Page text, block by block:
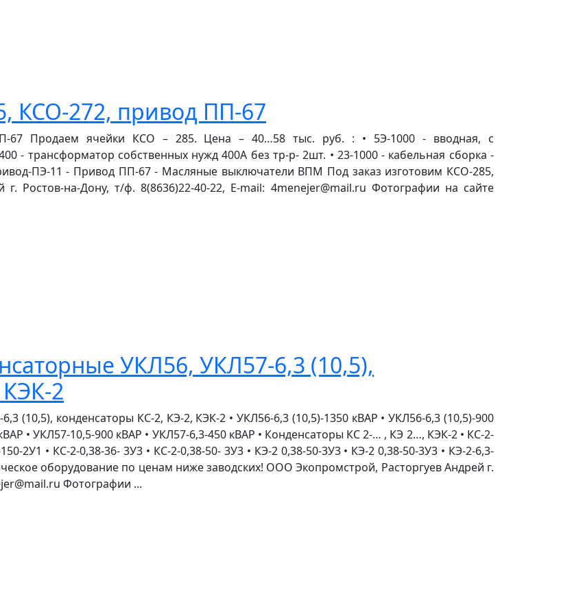
КСО-272, привод ПП-67
67 Продаем ячейки КСО – 285. Цена – 40…58 тыс. руб. : • 5Э-1000 - вводная, с
- трансформатор собственных нужд 400А без тр-р- 2шт. • 23-1000 - кабельная сборка -
ПЭ-11 - Привод ПП-67 - Масляные выключатели ВПМ Под заказ изготовим КСО-285,
Ростов-на-Дону, т/ф. 8(8636)22-40-22, E-mail: 4menejer@mail.ru Фотографии на сайте
УКЛ56, УКЛ57-6,3 (10,5),
2
(10,5), конденсаторы КС-2, КЭ-2, КЭК-2 • УКЛ56-6,3 (10,5)-1350 кВАР • УКЛ56-6,3 (10,5)-900
• УКЛ57-10,5-900 кВАР • УКЛ57-6,3-450 кВАР • Конденсаторы КС 2-… , КЭ 2…, КЭК-2 • КС-2-
2У1 • КС-2-0,38-36- 3У3 • КС-2-0,38-50- 3У3 • КЭ-2 0,38-50-3У3 • КЭ-2 0,38-50-3У3 • КЭ-2-6,3-
оборудование по ценам ниже заводских! ООО Экопромстрой, Расторгуев Андрей г.
Фотографии ...